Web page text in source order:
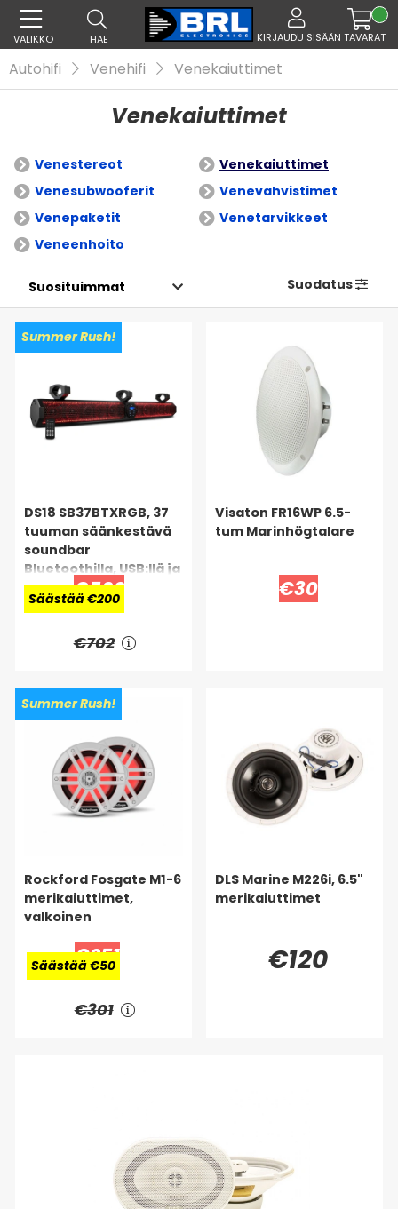
VALIKKO HAE KIRJAUDU SISÄÄN TAVARAT
Autohifi Venehifi Venekaiuttimet
Venekaiuttimet
Venestereot
Venekaiuttimet
Venesubwooferit
Venevahvistimet
Venepaketit
Venetarvikkeet
Veneenhoito
Suodatus
Summer Rush!
DS18 SB37BTXRGB, 37
tuuman säänkestävä
soundbar
Bluetoothilla, USB:llä ja
RGB:llä€502
Säästää €200
€702
Visaton FR16WP 6.5-
tum Marinhögtalare
€30
Summer Rush!
Rockford Fosgate M1-6
merikaiuttimet,
valkoinen
€251
Säästää €50
€301
DLS Marine M226i, 6.5"
merikaiuttimet
€120